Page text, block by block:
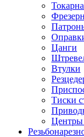
Цанги
Втулки
Тиски
Центры